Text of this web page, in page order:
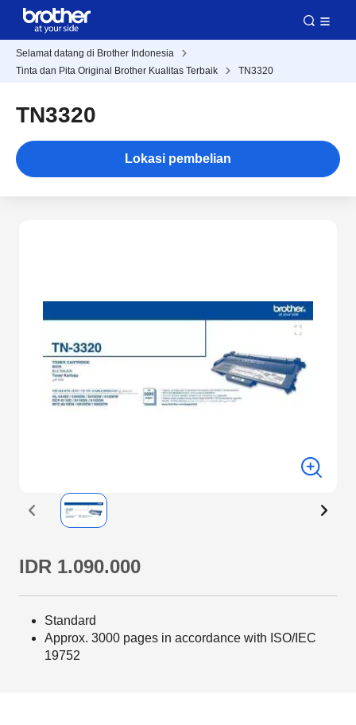
Selamat datang di Brother Indonesia
Tinta dan Pita Original Brother Kualitas Terbaik
TN3320
TN3320
Lokasi pembelian
IDR 1.090.000
Standard
Approx. 3000 pages in accordance with ISO/IEC
19752